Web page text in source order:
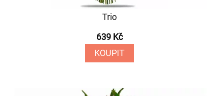
Trio
639 Kč
KOUPIT